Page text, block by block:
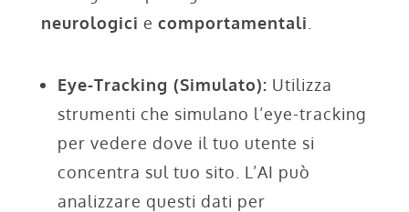
neurologici e comportamentali
Eye-Tracking (Simulato): Utilizza
strumenti che simulano l’eye-tracking
per vedere dove il tuo utente si
concentra sul tuo sito. L’AI può
analizzare questi dati per